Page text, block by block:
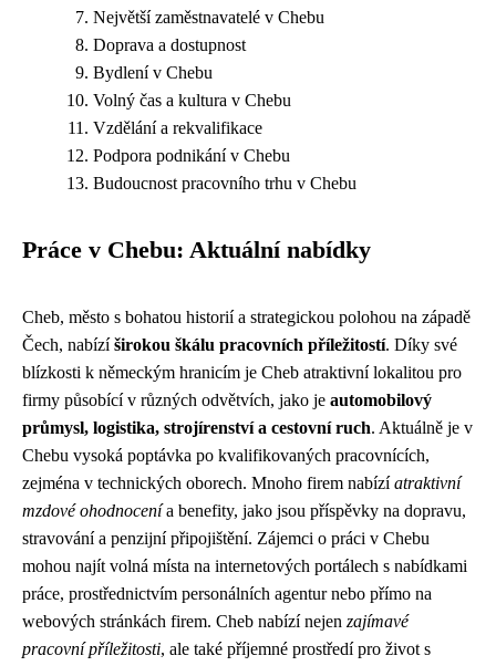
Největší zaměstnavatelé v Chebu
Doprava a dostupnost
Bydlení v Chebu
Volný čas a kultura v Chebu
Vzdělání a rekvalifikace
Podpora podnikání v Chebu
Budoucnost pracovního trhu v Chebu
Práce v Chebu: Aktuální nabídky
Cheb, město s bohatou historií a strategickou polohou na západě
Čech, nabízíširokou škálu pracovních příležitostí. Díky své
blízkosti k německým hranicím je Cheb atraktivní lokalitou pro
firmy působící v různých odvětvích, jako je automobilový
průmysl, logistika, strojírenství a cestovní ruch. Aktuálně je v
Chebu vysoká poptávka po kvalifikovaných pracovnících,
zejména v technických oborech. Mnoho firem nabízíatraktivní
mzdové ohodnocenía benefity, jako jsou příspěvky na dopravu,
stravování a penzijní připojištění. Zájemci o práci v Chebu
mohou najít volná místa na internetových portálech s nabídkami
práce, prostřednictvím personálních agentur nebo přímo na
webových stránkách firem. Cheb nabízí nejen zajímavé
pracovní příležitosti, ale také příjemné prostředí pro život s